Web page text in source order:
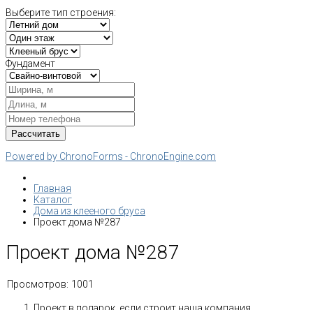
Выберите тип строения:
Фундамент
Powered by ChronoForms - ChronoEngine.com
Главная
Каталог
Дома из клееного бруса
Проект дома №287
Проект дома №287
Просмотров: 1001
Проект в подарок, если строит наша компания.